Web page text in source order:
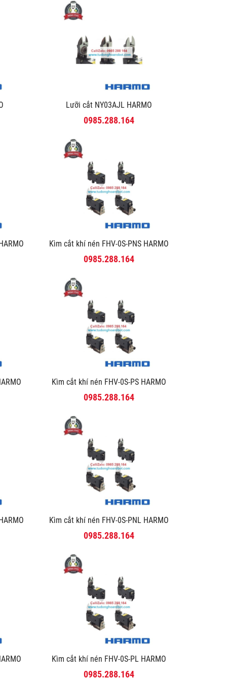
Lưỡi cắt NY03AJL HARMO
0985.288.164
Kìm cắt khí nén FHV-0S-PNS HARMO
0985.288.164
Kìm cắt khí nén FHV-0S-PS HARMO
0985.288.164
Kìm cắt khí nén FHV-0S-PNL HARMO
0985.288.164
Kìm cắt khí nén FHV-0S-PL HARMO
0985.288.164